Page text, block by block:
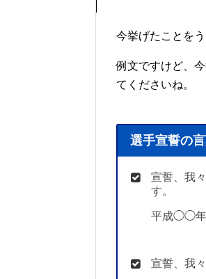
今挙げたことを
例文ですけど、
てくださいね。
選手宣誓の
宣誓、我
す。
平成◯◯年
宣誓、我